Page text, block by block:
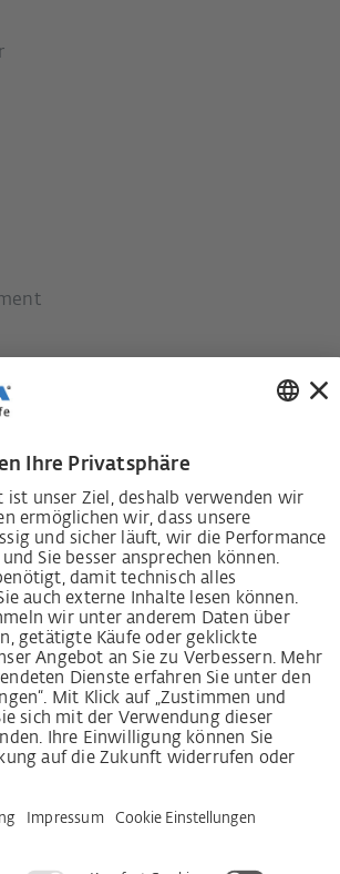
Lieferanten
Menschenrechtsstrategie
Datenschutz